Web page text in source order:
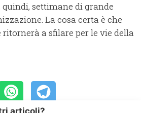
settimane di grande
La cosa certa è che
ritornerà a sfilare per le vie della